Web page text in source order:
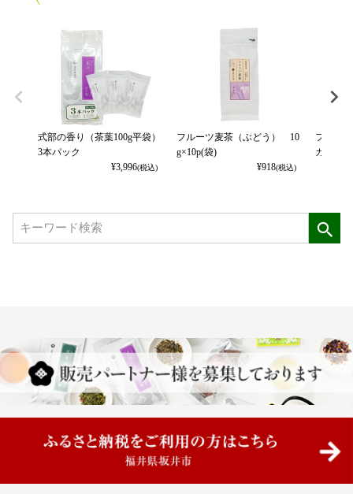
式部の香り（茶葉100g平袋）
3本パック
¥3,996(税込)
フルーツ麦茶（ぶどう） 10
g×10p(袋)
¥918(税込)
フルー
カット